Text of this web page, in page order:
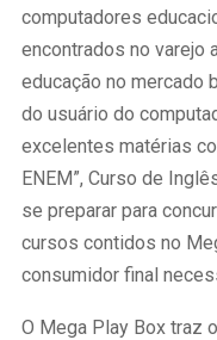
computadores
encontrados no varejo
educação no mercado
do usuário do
excelentes matérias
ENEM”, Curso de
se preparar para
cursos contidos no
consumidor final
O Mega Play Box traz